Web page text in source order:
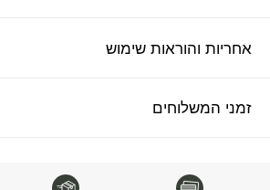
אחריות והוראות שימוש
זמני המשלוחים